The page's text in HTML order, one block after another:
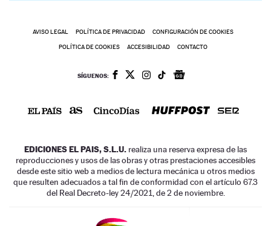
AVISO LEGAL POLÍTICA DE PRIVACIDAD CONFIGURACIÓN DE COOKIES
POLÍTICA DE COOKIES ACCESIBILIDAD CONTACTO
SÍGUENOS:
EDICIONES EL PAIS, S.L.U. realiza una reserva expresa de las
reproducciones y usos de las obras y otras prestaciones accesibles
desde este sitio web a medios de lectura mecánica u otros medios
que resulten adecuados a tal fin de conformidad con el artículo 67.3
del Real Decreto-ley 24/2021, de 2 de noviembre.